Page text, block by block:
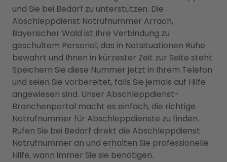
und Sie bei Bedarf zu unterstützen. Die
Abschleppdienst Notrufnummer Arrach,
Bayerischer Wald ist Ihre Verbindung zu
geschultem Personal, das in Notsituationen Ruhe
bewahrt und Ihnen in kürzester Zeit zur Seite steht.
Speichern Sie diese Nummer jetzt in Ihrem Telefon
und seien Sie vorbereitet, falls Sie jemals auf Hilfe
angewiesen sind. Unser Abschleppdienst-
Branchenportal macht es einfach, die richtige
Notrufnummer für Abschleppdienste zu finden.
Rufen Sie bei Bedarf direkt die Abschleppdienst
Notrufnummer an und erhalten Sie professionelle
Hilfe, wann immer Sie sie benötigen.